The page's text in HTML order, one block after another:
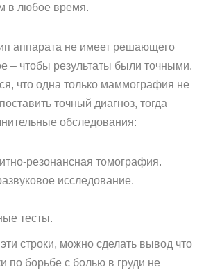
в любое время.
аппарата не имеет решающего
– чтобы результаты были точными.
что одна только маммография не
точный диагноз, тогда
обследования:
резонансная томография.
исследование.
тесты.
строки, можно сделать вывод что
по борьбе с болью в груди не